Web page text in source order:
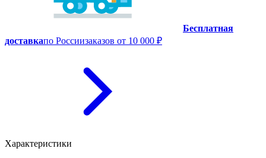
Бесплатная
доставкапо Россиизаказов от 10 000 ₽
Характеристики